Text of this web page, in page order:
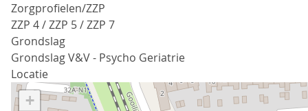
Zorgprofielen/ZZP
ZZP 4 / ZZP 5 / ZZP 7
Grondslag
Grondslag V&V - Psycho Geriatrie
Locatie
+